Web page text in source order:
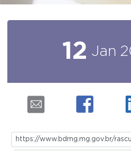
12 Jan